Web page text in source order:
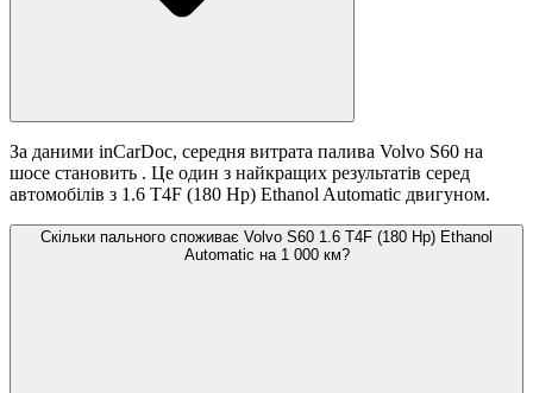
За даними inCarDoc, середня витрата палива Volvo S60 на
шосе становить . Це один з найкращих результатів серед
автомобілів з 1.6 T4F (180 Hp) Ethanol Automatic двигуном.
Скільки пального споживає Volvo S60 1.6 T4F (180 Hp) Ethanol
Automatic на 1 000 км?